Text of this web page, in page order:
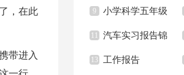
，在此
带进入
书汇总八篇
9 小学科学五年级
上册教学计划
11 汽车实习报告锦
集八篇
13 工作报告